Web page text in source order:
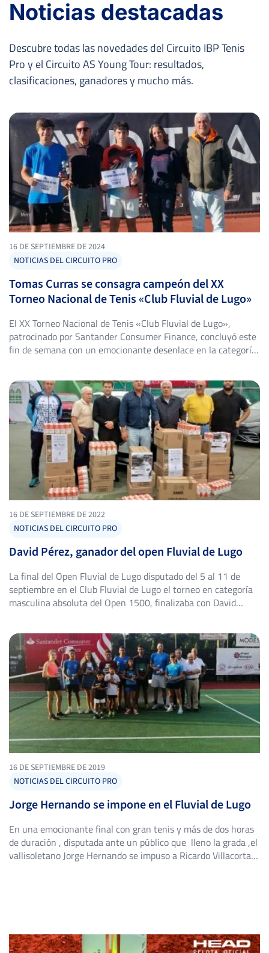
Noticias destacadas
Descubre todas las novedades del Circuito IBP Tenis
Pro y el Circuito AS Young Tour: resultados,
clasificaciones, ganadores y mucho más.
16 DE SEPTIEMBRE DE 2024
NOTICIAS DEL CIRCUITO PRO
Tomas Curras se consagra campeón del XX
Torneo Nacional de Tenis «Club Fluvial de Lugo»
El XX Torneo Nacional de Tenis «Club Fluvial de Lugo»,
patrocinado por Santander Consumer Finance, concluyó este
fin de semana con un emocionante desenlace en la categoría
enfrentamientos desde las rondas preliminares hasta la gran
final. El camino […]
16 DE SEPTIEMBRE DE 2022
NOTICIAS DEL CIRCUITO PRO
David Pérez, ganador del open Fluvial de Lugo
La final del Open Fluvial de Lugo disputado del 5 al 11 de
septiembre en el Club Fluvial de Lugo el torneo en categoría
masculina absoluta del Open 1500, finalizaba con David
David Pérez al que […]
16 DE SEPTIEMBRE DE 2019
NOTICIAS DEL CIRCUITO PRO
Jorge Hernando se impone en el Fluvial de Lugo
En una emocionante final con gran tenis y más de dos horas
de duración , disputada ante un público que lleno la grada ,el
vallisoletano Jorge Hernando se impuso a Ricardo Villacorta